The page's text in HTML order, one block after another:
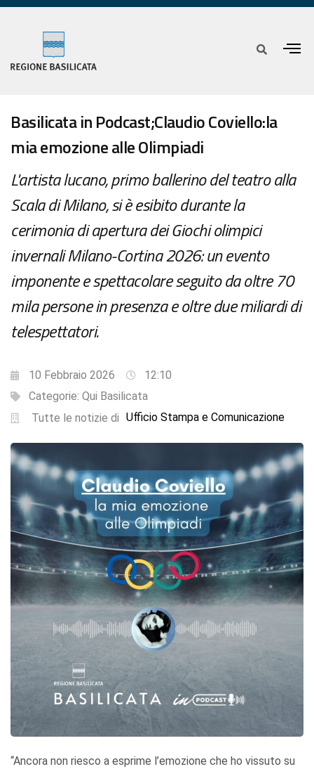
Basilicata in Podcast;Claudio Coviello:la
mia emozione alle Olimpiadi
L'artista lucano, primo ballerino del teatro alla
Scala di Milano, si è esibito durante la
cerimonia di apertura dei Giochi olimpici
invernali Milano-Cortina 2026: un evento
imponente e spettacolare seguito da oltre 70
mila persone in presenza e oltre due miliardi di
telespettatori.
10 Febbraio 2026
12:10
Categorie: Qui Basilicata
Tutte le notizie di Ufficio Stampa e Comunicazione
“Ancora non riesco a esprime l’emozione che ho vissuto su